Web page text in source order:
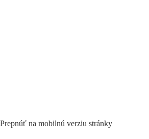
Prepnúť na mobilnú verziu stránky